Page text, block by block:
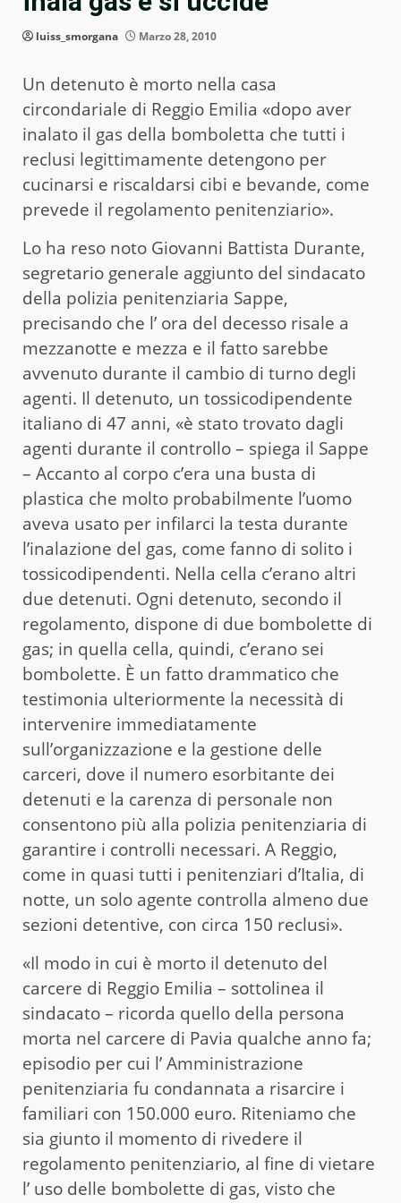
luiss_smorgana Marzo 28, 2010
Un detenuto è morto nella casa
circondariale di Reggio Emilia «dopo aver
inalato il gas della bomboletta che tutti i
reclusi legittimamente detengono per
cucinarsi e riscaldarsi cibi e bevande, come
prevede il regolamento penitenziario».
Lo ha reso noto Giovanni Battista Durante,
segretario generale aggiunto del sindacato
della polizia penitenziaria Sappe,
precisando che l’ ora del decesso risale a
mezzanotte e mezza e il fatto sarebbe
avvenuto durante il cambio di turno degli
agenti. Il detenuto, un tossicodipendente
italiano di 47 anni, «è stato trovato dagli
agenti durante il controllo – spiega il Sappe
– Accanto al corpo c’era una busta di
plastica che molto probabilmente l’uomo
aveva usato per infilarci la testa durante
l’inalazione del gas, come fanno di solito i
tossicodipendenti. Nella cella c’erano altri
due detenuti. Ogni detenuto, secondo il
regolamento, dispone di due bombolette di
gas; in quella cella, quindi, c’erano sei
bombolette. È un fatto drammatico che
testimonia ulteriormente la necessità di
intervenire immediatamente
sull’organizzazione e la gestione delle
carceri, dove il numero esorbitante dei
detenuti e la carenza di personale non
consentono più alla polizia penitenziaria di
garantire i controlli necessari. A Reggio,
come in quasi tutti i penitenziari d’Italia, di
notte, un solo agente controlla almeno due
sezioni detentive, con circa 150 reclusi».
«Il modo in cui è morto il detenuto del
carcere di Reggio Emilia – sottolinea il
sindacato – ricorda quello della persona
morta nel carcere di Pavia qualche anno fa;
episodio per cui l’ Amministrazione
penitenziaria fu condannata a risarcire i
familiari con 150.000 euro. Riteniamo che
sia giunto il momento di rivedere il
regolamento penitenziario, al fine di vietare
l’ uso delle bombolette di gas, visto che